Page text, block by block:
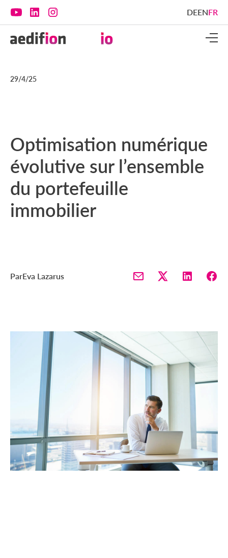
DEENFR
29/4/25
Optimisation numérique
évolutive sur l’ensemble
du portefeuille
immobilier
ParEva Lazarus